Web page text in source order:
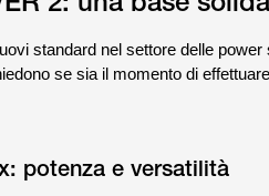
standard nel settore delle
se sia il momento di
potenza e versatilità